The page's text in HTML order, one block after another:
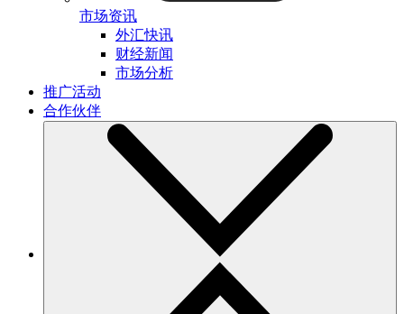
市场资讯
外汇快讯
财经新闻
市场分析
推广活动
合作伙伴